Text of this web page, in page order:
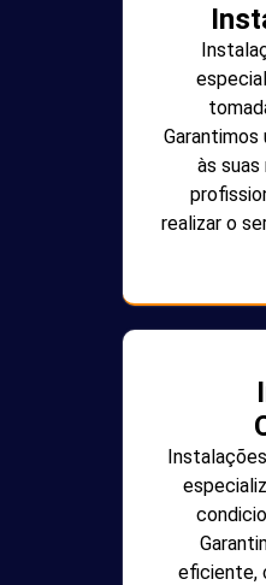
Garantimos
às
realizar o
eficiente,